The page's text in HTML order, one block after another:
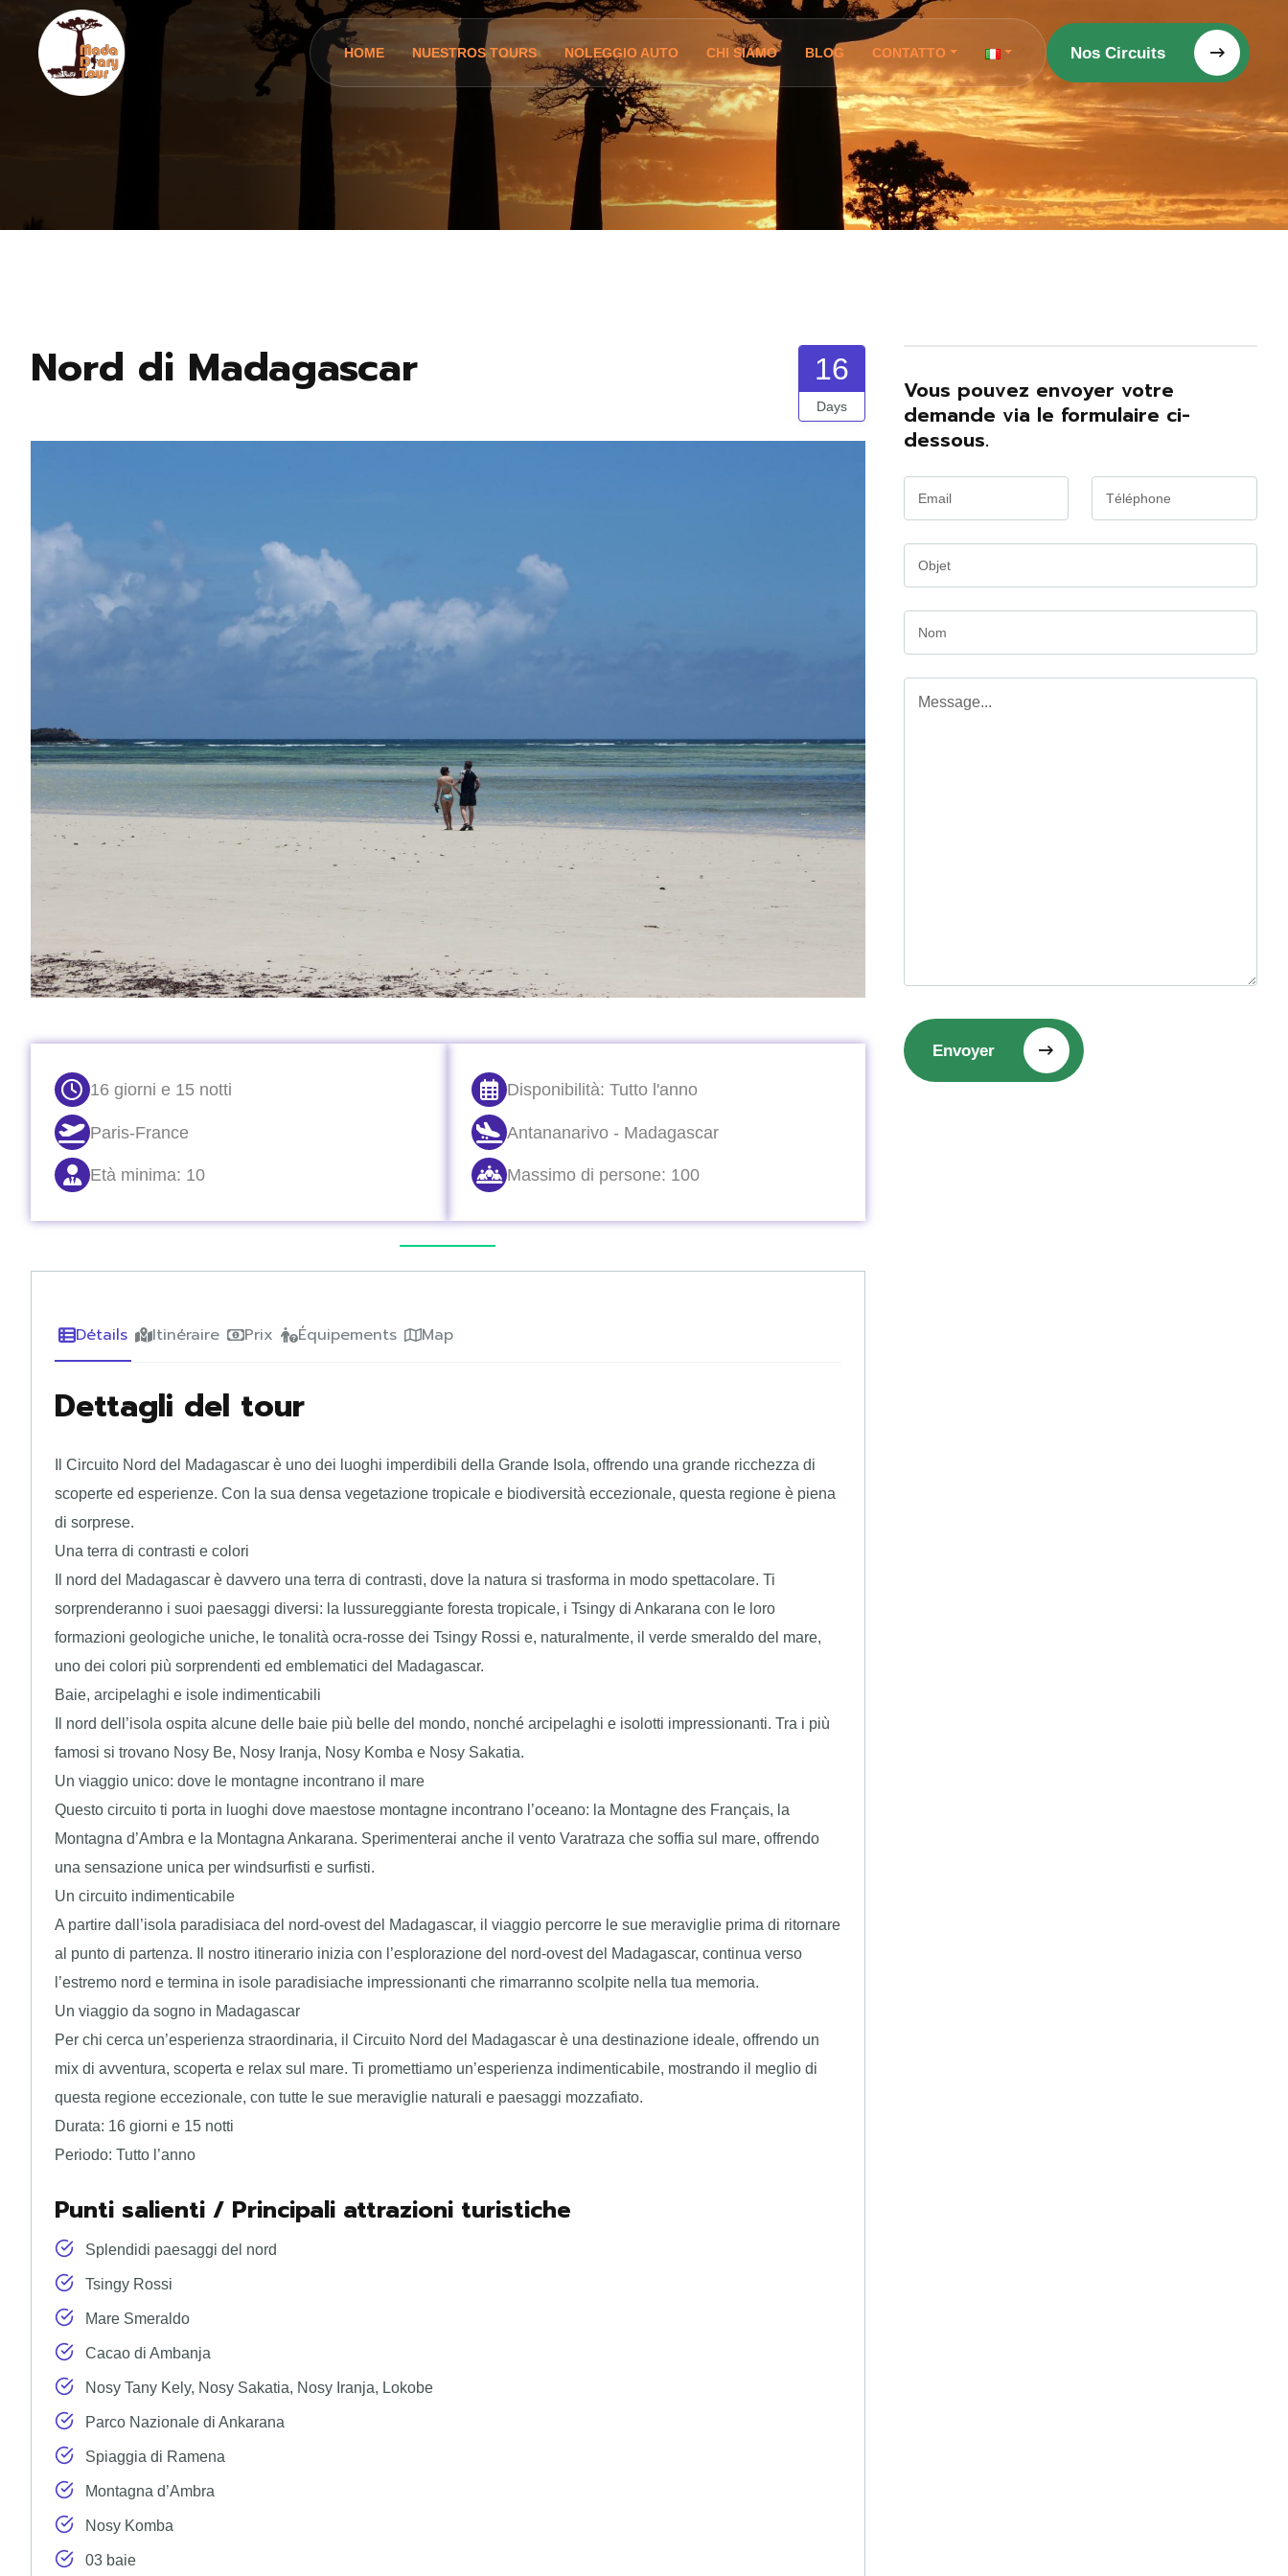
HOME NUESTROS TOURS NOLEGGIO AUTO CHI SIAMO BLOG CONTATTO Nos Circuits
Nord di Madagascar 16
Days
16 giorni e 15 notti
Paris-France
Età minima: 10
Disponibilità: Tutto l'anno
Antananarivo - Madagascar
Massimo di persone: 100
Détails Itinéraire Prix Équipements Map
Dettagli del tour
Il Circuito Nord del Madagascar è uno dei luoghi imperdibili della Grande Isola, offrendo una grande ricchezza di
scoperte ed esperienze. Con la sua densa vegetazione tropicale e biodiversità eccezionale, questa regione è piena
di sorprese.
Una terra di contrasti e colori
Il nord del Madagascar è davvero una terra di contrasti, dove la natura si trasforma in modo spettacolare. Ti
sorprenderanno i suoi paesaggi diversi: la lussureggiante foresta tropicale, i Tsingy di Ankarana con le loro
formazioni geologiche uniche, le tonalità ocra-rosse dei Tsingy Rossi e, naturalmente, il verde smeraldo del mare,
uno dei colori più sorprendenti ed emblematici del Madagascar.
Baie, arcipelaghi e isole indimenticabili
Il nord dell’isola ospita alcune delle baie più belle del mondo, nonché arcipelaghi e isolotti impressionanti. Tra i più
famosi si trovano Nosy Be, Nosy Iranja, Nosy Komba e Nosy Sakatia.
Un viaggio unico: dove le montagne incontrano il mare
Questo circuito ti porta in luoghi dove maestose montagne incontrano l’oceano: la Montagne des Français, la
Montagna d’Ambra e la Montagna Ankarana. Sperimenterai anche il vento Varatraza che soffia sul mare, offrendo
una sensazione unica per windsurfisti e surfisti.
Un circuito indimenticabile
A partire dall’isola paradisiaca del nord-ovest del Madagascar, il viaggio percorre le sue meraviglie prima di ritornare
al punto di partenza. Il nostro itinerario inizia con l’esplorazione del nord-ovest del Madagascar, continua verso
l’estremo nord e termina in isole paradisiache impressionanti che rimarranno scolpite nella tua memoria.
Un viaggio da sogno in Madagascar
Per chi cerca un’esperienza straordinaria, il Circuito Nord del Madagascar è una destinazione ideale, offrendo un
mix di avventura, scoperta e relax sul mare. Ti promettiamo un’esperienza indimenticabile, mostrando il meglio di
questa regione eccezionale, con tutte le sue meraviglie naturali e paesaggi mozzafiato.
Durata: 16 giorni e 15 notti
Periodo: Tutto l’anno
Punti salienti / Principali attrazioni turistiche
Splendidi paesaggi del nord
Tsingy Rossi
Mare Smeraldo
Cacao di Ambanja
Nosy Tany Kely, Nosy Sakatia, Nosy Iranja, Lokobe
Parco Nazionale di Ankarana
Spiaggia di Ramena
Montagna d’Ambra
Nosy Komba
03 baie
Vous pouvez envoyer votre
demande via le formulaire ci-
dessous.
Envoyer